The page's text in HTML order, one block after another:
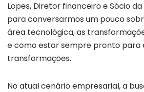
Lopes, Diretor financeiro e Sócio da
para conversarmos um pouco
área tecnológica, as
e como estar sempre pronto para
transformações.
No atual cenário empresarial, a